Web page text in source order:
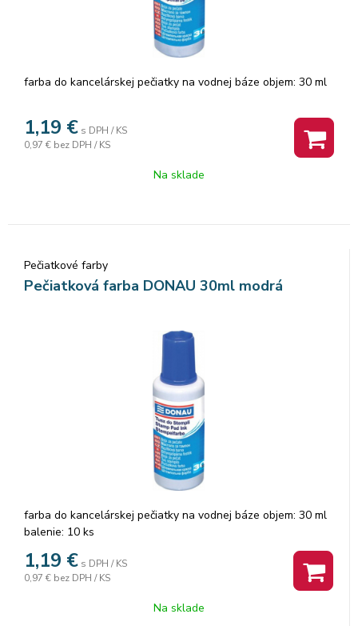
farba do kancelárskej pečiatky na vodnej báze objem: 30 ml
1,19 € s DPH / KS
0,97 € bez DPH / KS
Na sklade
Pečiatkové farby
Pečiatková farba DONAU 30ml modrá
farba do kancelárskej pečiatky na vodnej báze objem: 30 ml
balenie: 10 ks
1,19 € s DPH / KS
0,97 € bez DPH / KS
Na sklade